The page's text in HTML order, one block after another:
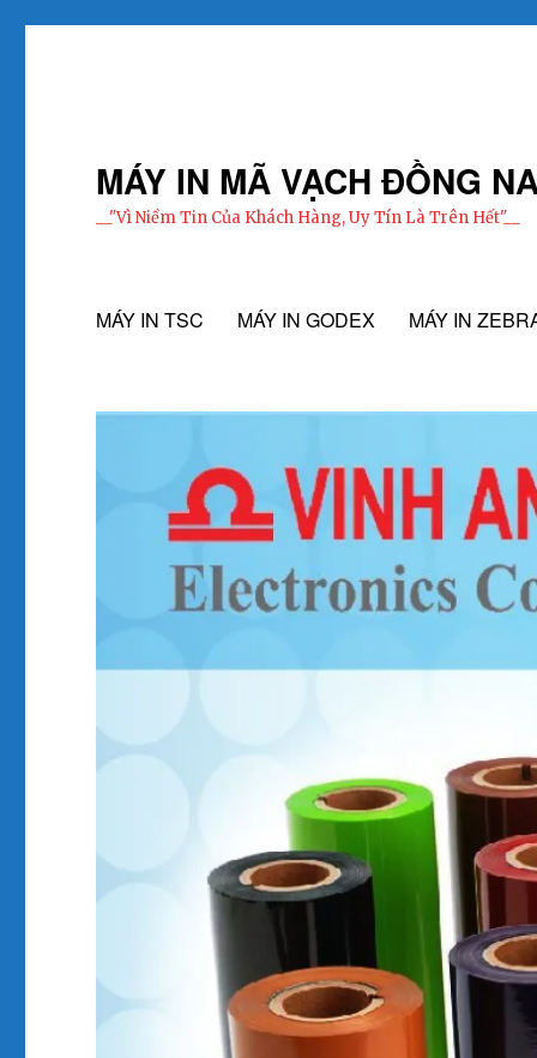
MÁY IN MÃ VẠCH ĐỒNG
__"Vì Niềm Tin Của Khách Hàng, Uy Tín Là Trên Hết"__
MÁY IN TSC MÁY IN GODEX MÁY IN